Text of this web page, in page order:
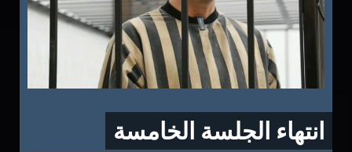
انتهاء الجلسة الخامسة